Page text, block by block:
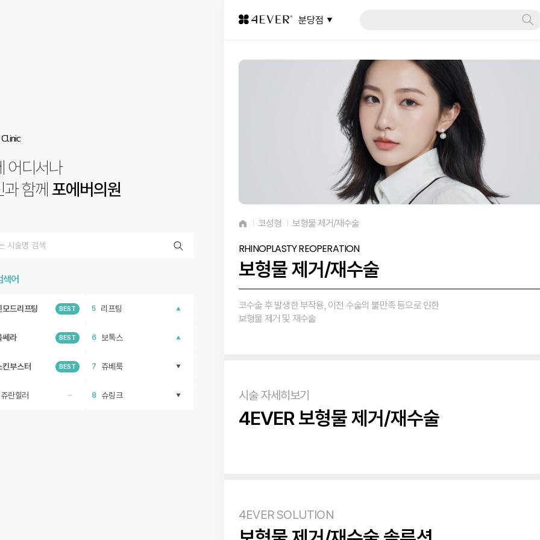
어디서나
과 함께포에버의원
색어
모드리프팅 BEST 5 리프팅
쎄라 BEST 6 보톡스
킨부스터 BEST 7 쥬베룩
란힐러 8 슈링크
분당점
코성형 보형물 제거/재수술
RHINOPLASTY REOPERATION
보형물 제거/재수술
코수술 후 발생한 부작용, 이전 수술의 불만족 등으로 인한
보형물 제거 및 재수술
시술 자세히보기
4EVER 보형물 제거/재수술
4EVER SOLUTION